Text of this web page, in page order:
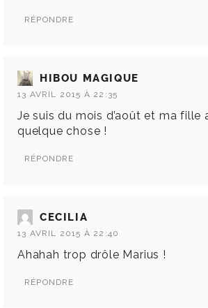
RÉPONDRE
HIBOU MAGIQUE
13 AVRIL 2015 À 22:35
Je suis du mois d’août et ma fille
quelque chose !
RÉPONDRE
CECILIA
13 AVRIL 2015 À 22:40
Ahahah trop drôle Marius !
RÉPONDRE